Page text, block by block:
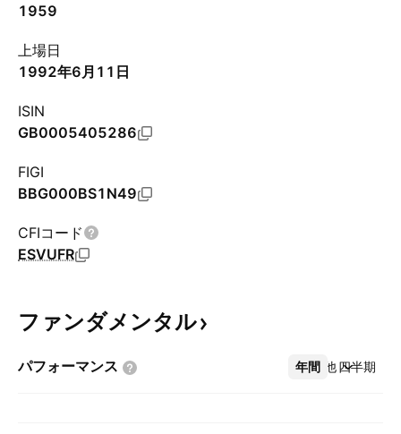
1959
上場日
1992年6月11日
ISIN
GB0005405286
FIGI
BBG000BS1N49
CFIコード
ESVUFR
ファンダメンタル
パフォーマンス 年間 四半期
その他